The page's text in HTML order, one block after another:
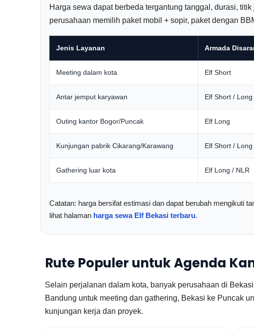
Harga sewa dapat berbeda tergantung tanggal, durasi,
perusahaan memilih paket mobil + sopir, paket dengan
Jenis Layanan Armada
Meeting dalam kota Elf Short
Antar jemput karyawan Elf Short / Long
Outing kantor Bogor/Puncak Elf Long
Kunjungan pabrik Cikarang/Karawang Elf Short / Long
Gathering luar kota Elf Long / NLR
Catatan: harga bersifat estimasi dan dapat berubah mengikuti
lihat halaman harga sewa Elf Bekasi terbaru.
Rute Populer untuk Agenda
Selain perjalanan dalam kota, banyak perusahaan di
Bandung untuk meeting dan gathering, Bekasi ke Puncak
kunjungan kerja dan proyek.